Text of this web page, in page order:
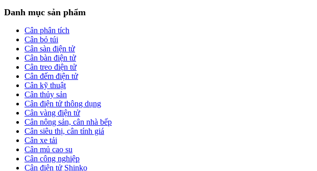
Danh mục sản phẩm
Cân phân tích
Cân bỏ túi
Cân sàn điện tử
Cân bàn điện tử
Cân treo điện tử
Cân đếm điện tử
Cân kỹ thuật
Cân thủy sản
Cân điện tử thông dụng
Cân vàng điện tử
Cân nông sản, cân nhà bếp
Cân siêu thị, cân tính giá
Cân xe tải
Cân mủ cao su
Cân công nghiệp
Cân điện tử Shinko